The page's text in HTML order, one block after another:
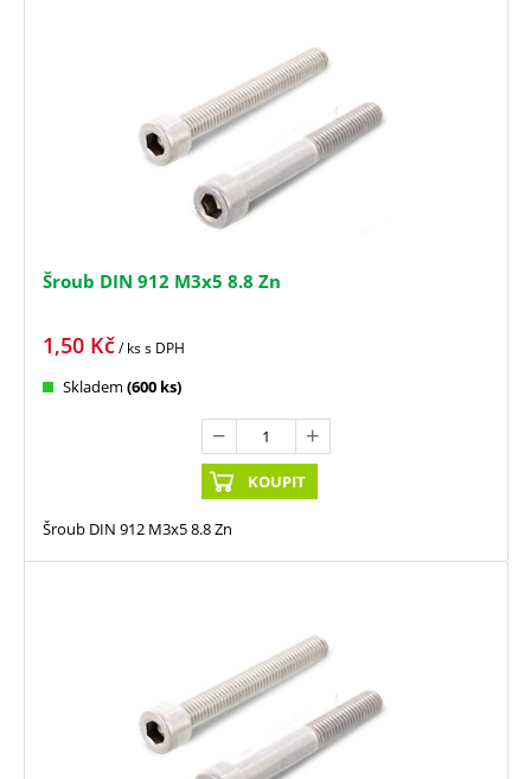
Šroub DIN 912 M3x5 8.8 Zn
1,50 Kč/ kss DPH
Skladem (600 ks)
KOUPIT
Šroub DIN 912 M3x5 8.8 Zn